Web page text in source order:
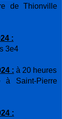
de Thionville
:
3e4
: à 20 heures
à Saint-Pierre
: